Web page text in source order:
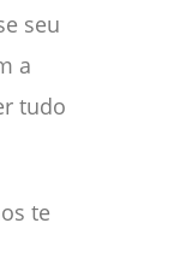
seu
a
tudo
te